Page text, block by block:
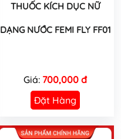
THUỐC KÍCH DỤC NỮ
DẠNG NƯỚC FEMI FLY FF01
Giá: 700,000 đ
Đặt Hàng